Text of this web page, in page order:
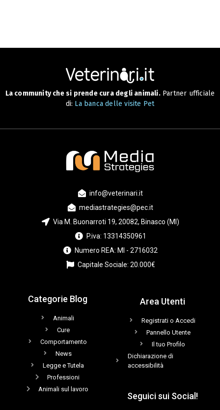
La community che si prende cura degli animali.Partner ufficiale
di: La banca delle visite Pet
info@veterinari.it
mediastrategies@pec.it
Via M. Buonarroti 19, 20082, Binasco (MI)
P.iva: 13314350961
Numero REA: MI - 2716032
Capitale Sociale: 20.000€
Categorie Blog
Animali
Cure
Comportamento
News
Legge e Tutela
Professioni
Animali sul lavoro
Area Utenti
Registrati o Accedi
Pannello Utente
Il tuo Profilo
Dichiarazione di
accessibilità
Seguici sui Social!